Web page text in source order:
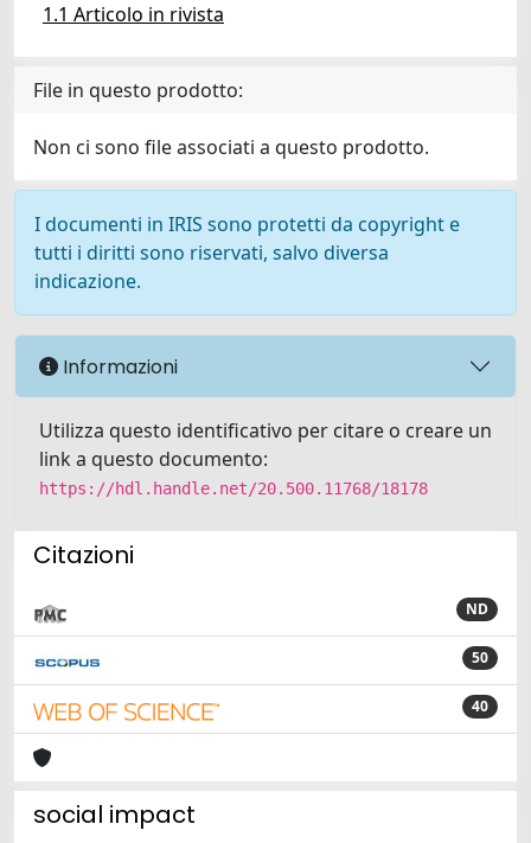
1.1 Articolo in rivista
File in questo prodotto:
Non ci sono file associati a questo prodotto.
I documenti in IRIS sono protetti da copyright e
tutti i diritti sono riservati, salvo diversa
indicazione.
Informazioni
Utilizza questo identificativo per citare o creare un
link a questo documento:
https://hdl.handle.net/20.500.11768/18178
Citazioni
ND
50
40
social impact